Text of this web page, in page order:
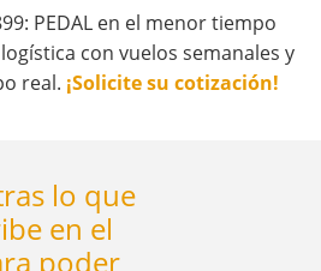
PEDAL en el menor tiempo
con vuelos semanales y
real. ¡Solicite su cotización!
lo que
en el
poder